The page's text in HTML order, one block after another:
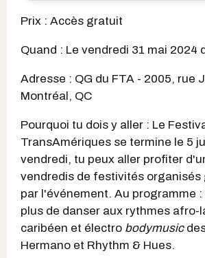
Prix : Accès gratuit
Quand : Le vendredi 31 mai 2024
Adresse : QG du FTA - 2005, rue
Montréal, QC
Pourquoi tu dois y aller : Le
TransAmériques se termine le 5
vendredi, tu peux aller profiter
vendredis de festivités
par l'événement. Au programme
plus de danser aux rythmes afro-
caribéen et électro bodymusic
Hermano et Rhythm & Hues.